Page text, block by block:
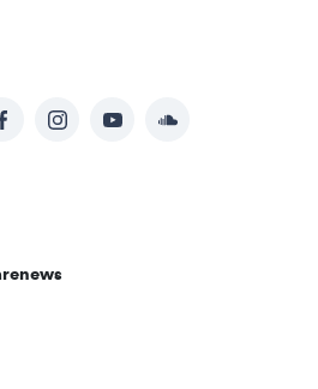
FacebookInstagramYouTubeSoundcloud